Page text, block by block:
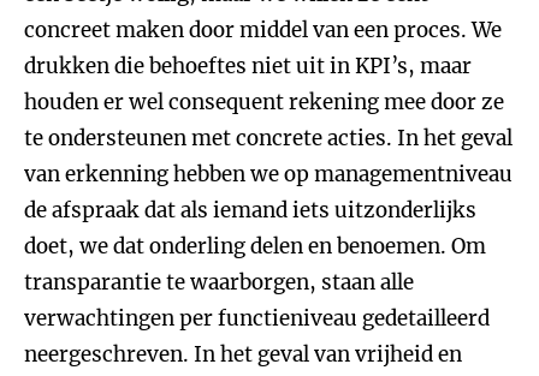
concreet maken door middel van een proces. We
drukken die behoeftes niet uit in KPI’s, maar
houden er wel consequent rekening mee door ze
te ondersteunen met concrete acties. In het geval
van erkenning hebben we op managementniveau
de afspraak dat als iemand iets uitzonderlijks
doet, we dat onderling delen en benoemen. Om
transparantie te waarborgen, staan alle
verwachtingen per functieniveau gedetailleerd
neergeschreven. In het geval van vrijheid en